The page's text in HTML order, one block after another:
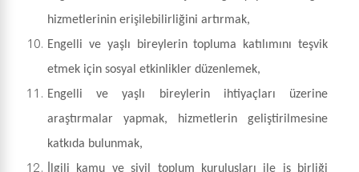
hizmetlerinin erişilebilirliğini artırmak,
Engelli ve yaşlı bireylerin topluma katılımını teşvik
etmek için sosyal etkinlikler düzenlemek,
Engelli ve yaşlı bireylerin ihtiyaçları üzerine
araştırmalar yapmak, hizmetlerin geliştirilmesine
katkıda bulunmak,
İlgili kamu ve sivil toplum kuruluşları ile iş birliği